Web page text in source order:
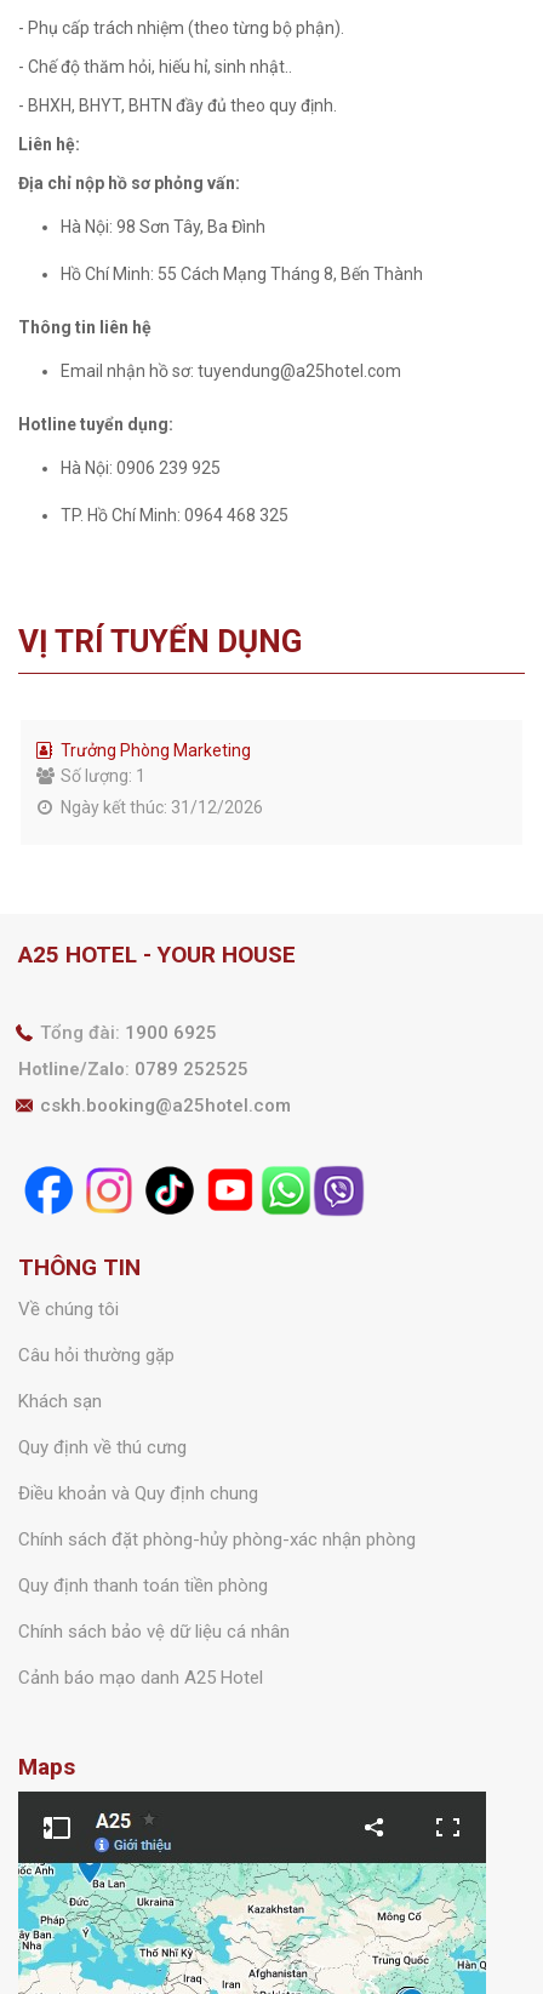
- Phụ cấp trách nhiệm (theo từng bộ phận).
- Chế độ thăm hỏi, hiếu hỉ, sinh nhật..
- BHXH, BHYT, BHTN đầy đủ theo quy định.
Liên hệ:
Địa chỉ nộp hồ sơ phỏng vấn:
Hà Nội: 98 Sơn Tây, Ba Đình
Hồ Chí Minh: 55 Cách Mạng Tháng 8, Bến Thành
Thông tin liên hệ
Email nhận hồ sơ: tuyendung@a25hotel.com
Hotline tuyển dụng:
Hà Nội: 0906 239 925
TP. Hồ Chí Minh: 0964 468 325
VỊ TRÍ TUYỂN DỤNG
Trưởng Phòng Marketing
Số lượng: 1
Ngày kết thúc: 31/12/2026
A25 HOTEL - YOUR HOUSE
Tổng đài: 1900 6925
Hotline/Zalo: 0789 252525
cskh.booking@a25hotel.com
THÔNG TIN
Về chúng tôi
Câu hỏi thường gặp
Khách sạn
Quy định về thú cưng
Điều khoản và Quy định chung
Chính sách đặt phòng-hủy phòng-xác nhận phòng
Quy định thanh toán tiền phòng
Chính sách bảo vệ dữ liệu cá nhân
Cảnh báo mạo danh A25 Hotel
Maps